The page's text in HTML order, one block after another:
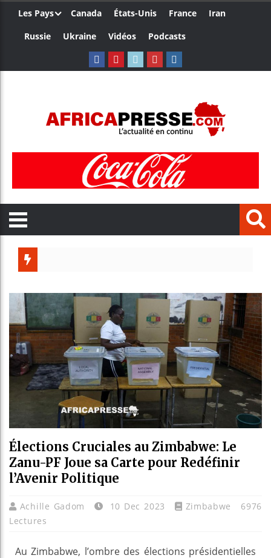
Les Pays Canada États-Unis France
Iran
Russie
Ukraine Vidéos Podcasts
Bénin
Élections Cruciales au Zimbabwe: Le
Zanu-PF Joue sa Carte pour Redéfinir
l’Avenir Politique
Achille Gadom 10 Dec 2023 Zimbabwe
6976
Lectures
Au Zimbabwe, l’ombre des élections présidentielles